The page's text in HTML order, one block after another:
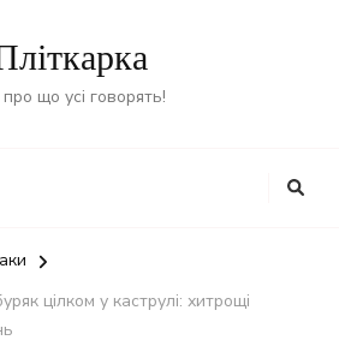
що усі говорять!
цілком у каструлі: хитрощі